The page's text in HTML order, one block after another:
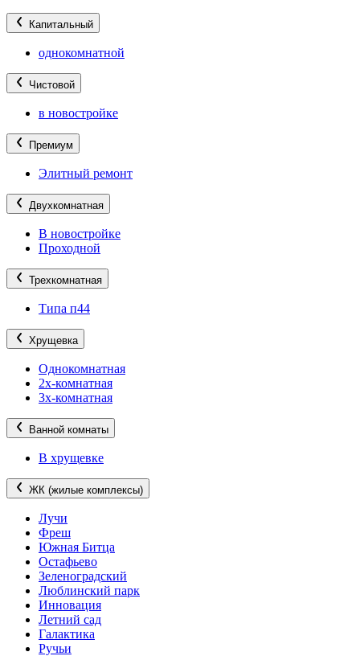
Капитальный
однокомнатной
Чистовой
в новостройке
Премиум
Элитный ремонт
Двухкомнатная
В новостройке
Проходной
Трехкомнатная
Типа п44
Хрущевка
Однокомнатная
2х-комнатная
3х-комнатная
Ванной комнаты
В хрущевке
ЖК (жилые комплексы)
Лучи
Фреш
Южная Битца
Остафьево
Зеленоградский
Люблинский парк
Инновация
Летний сад
Галактика
Ручьи